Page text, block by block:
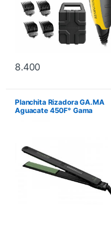
8.400
Planchita Rizadora GA.MA
Aguacate 450F° Gama